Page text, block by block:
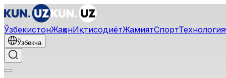
ЎзбекистонЖаҳонИқтисодиётЖамиятСпортТехнология
Ўзбекча